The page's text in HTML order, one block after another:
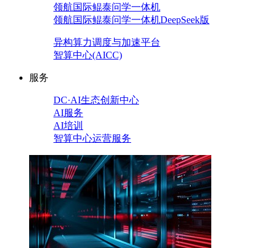
领航国际鲲泰问学一体机
领航国际鲲泰问学一体机DeepSeek版
异构算力调度与加速平台
智算中心(AICC)
服务
DC·AI生态创新中心
AI服务
AI培训
智算中心运营服务